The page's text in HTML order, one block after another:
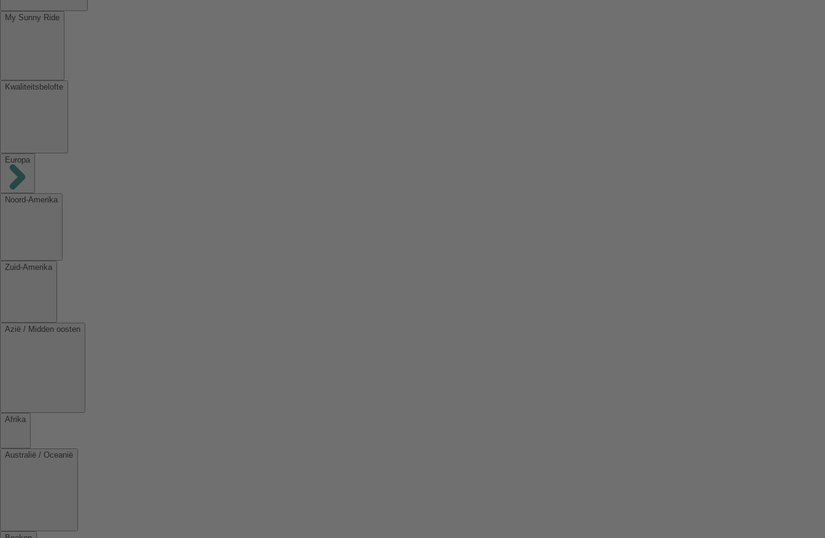
My Sunny Ride
Kwaliteitsbelofte
Europa
Noord-Amerika
Zuid-Amerika
Azië / Midden oosten
Afrika
Australië / Oceanië